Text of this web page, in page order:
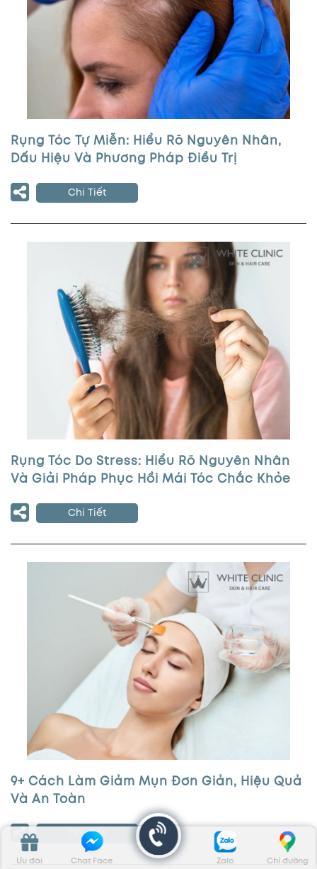
Ưu đãi Chat Face Zalo Chỉ đường
Rụng Tóc Tự Miễn: Hiểu Rõ Nguyên Nhân,
Dấu Hiệu Và Phương Pháp Điều Trị
Chi Tiết
Rụng Tóc Do Stress: Hiểu Rõ Nguyên Nhân
Và Giải Pháp Phục Hồi Mái Tóc Chắc Khỏe
Chi Tiết
9+ Cách Làm Giảm Mụn Đơn Giản, Hiệu Quả
Và An Toàn
Chi Tiết